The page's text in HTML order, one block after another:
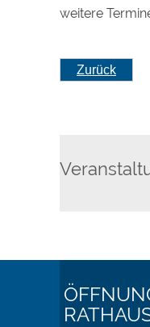
weitere
Zurück